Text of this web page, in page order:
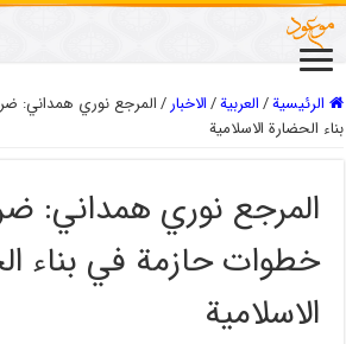
الرئيسية/العربیة/الاخبار/المرجع نوري همداني:
بناء الحضارة الاسلامية
المرجع نوري همداني:
خطوات حازمة في بناء
الاسلامية